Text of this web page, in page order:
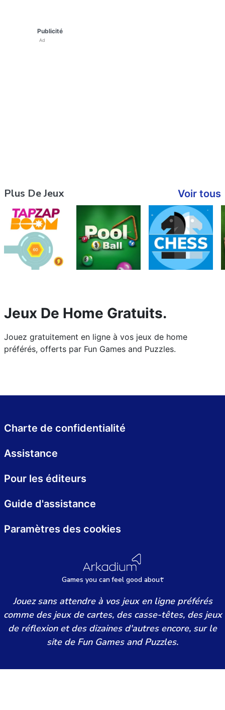
Publicité
Ad
Plus De Jeux Voir tous
Jeux De Home Gratuits.
Jouez gratuitement en ligne à vos jeux de home
préférés, offerts par Fun Games and Puzzles.
Games you canfeel good about
Charte de confidentialité
Assistance
Pour les éditeurs
Guide d'assistance
Paramètres des cookies
Jouez sans attendre à vos jeux en ligne préférés
comme des jeux de cartes, des casse-têtes, des jeux
de réflexion et des dizaines d'autres encore, sur le
site de Fun Games and Puzzles.